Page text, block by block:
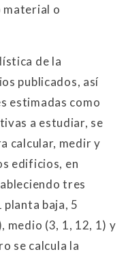
material o
de la
publicados, así
estimadas como
a estudiar, se
calcular, medir y
edificios, en
tres
baja, 5
medio (3, 1, 12, 1) y
se calcula la